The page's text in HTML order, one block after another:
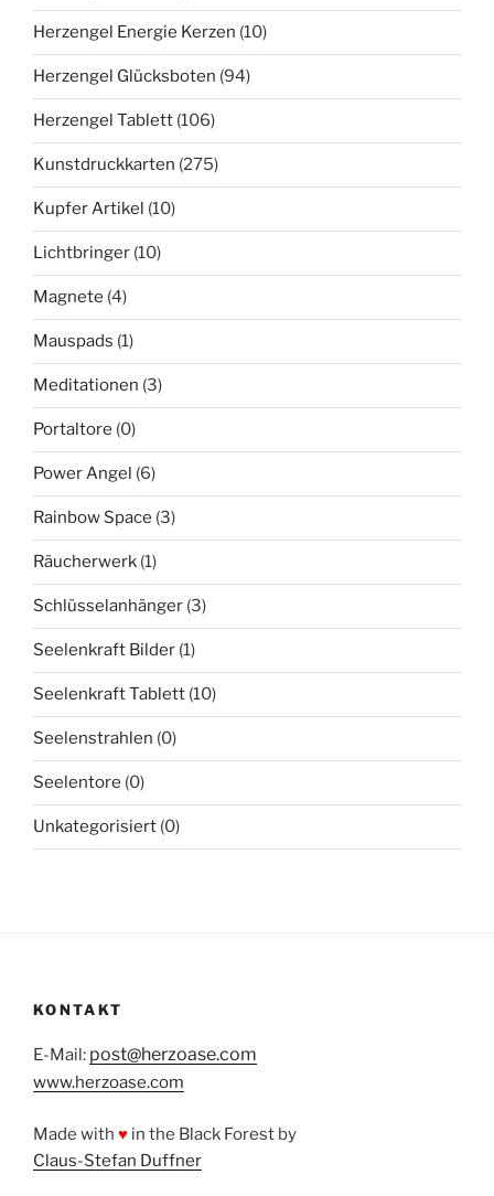
Herzengel Energie Kerzen (10)
Herzengel Glücksboten (94)
Herzengel Tablett (106)
Kunstdruckkarten (275)
Kupfer Artikel (10)
Lichtbringer (10)
Magnete (4)
Mauspads (1)
Meditationen (3)
Portaltore (0)
Power Angel (6)
Rainbow Space (3)
Räucherwerk (1)
Schlüsselanhänger (3)
Seelenkraft Bilder (1)
Seelenkraft Tablett (10)
Seelenstrahlen (0)
Seelentore (0)
Unkategorisiert (0)
KONTAKT
E-Mail: post@herzoase.com
www.herzoase.com
Made with ♥ in the Black Forest by
Claus-Stefan Duffner